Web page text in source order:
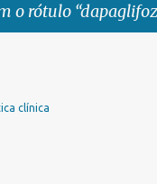
o rótulo
clínica